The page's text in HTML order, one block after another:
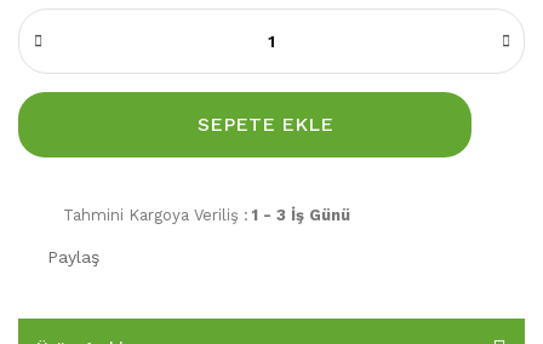
SEPETE EKLE
Tahmini Kargoya Veriliş : 1 - 3 İş Günü
Paylaş